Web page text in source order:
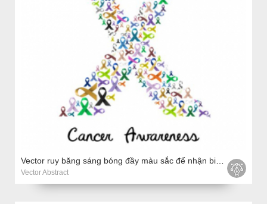
Vector Abstract